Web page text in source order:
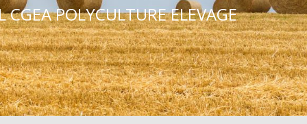
CGEA POLYCULTURE ELEVAGE